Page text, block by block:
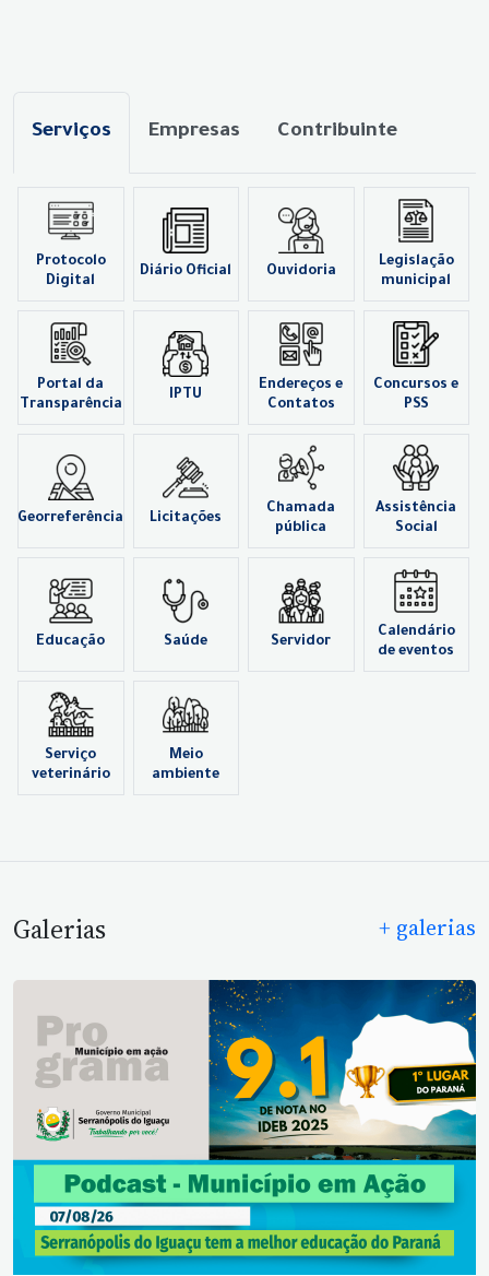
Serviços Empresas Contribuinte
Protocolo
Digital
Diário Oficial Ouvidoria
Legislação
municipal
Portal da
Transparência
IPTU
Endereços e
Contatos
Concursos e
PSS
Georreferência Licitações
Chamada
pública
Assistência
Social
Educação Saúde Servidor
Calendário
de eventos
Serviço
veterinário
Meio
ambiente
Galerias + galerias